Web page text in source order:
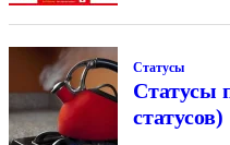
Статусы
Статусы
статусов)